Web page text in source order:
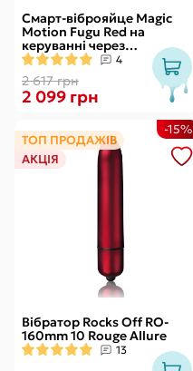
Смарт-віброяйце Magic
Motion Fugu Red на
керуванні через
смартфон, 9 режимів
вібрації
4
2 617 грн
2 099 грн
ТОП ПРОДАЖІВ
АКЦІЯ
Вібратор Rocks Off RO-
160mm 10 Rouge Allure
13
-15%